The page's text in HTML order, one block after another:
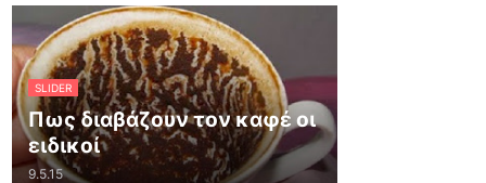
SLIDER
Πως διαβάζουν τον καφέ οι
ειδικοί
9.5.15